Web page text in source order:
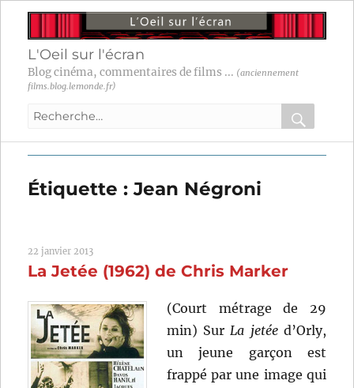
L'Oeil sur l'écran
Blog cinéma, commentaires de films ... (anciennement
films.blog.lemonde.fr)
Recherche
:
OK
Étiquette :Jean Négroni
22 janvier 2013
La Jetée (1962) de Chris Marker
(Court métrage de 29
min) SurLa jetéed’Orly,
un jeune garçon est
frappé par une image qui